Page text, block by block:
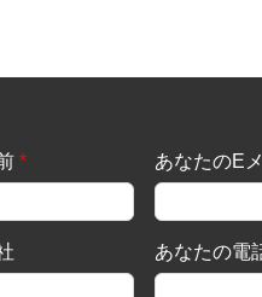
* あなたのE
あなたの電